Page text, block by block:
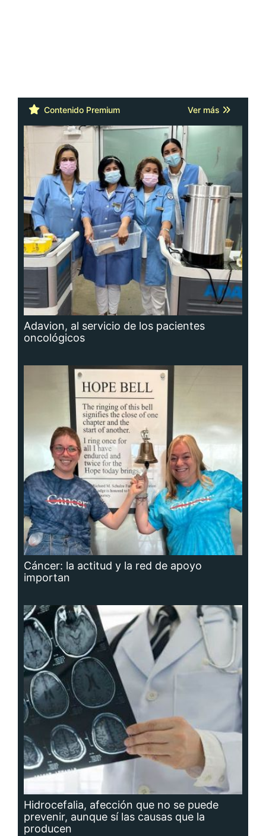
Contenido Premium Ver más
Adavion, al servicio de los pacientes
oncológicos
Cáncer: la actitud y la red de apoyo
importan
Hidrocefalia, afección que no se puede
prevenir, aunque sí las causas que la
producen